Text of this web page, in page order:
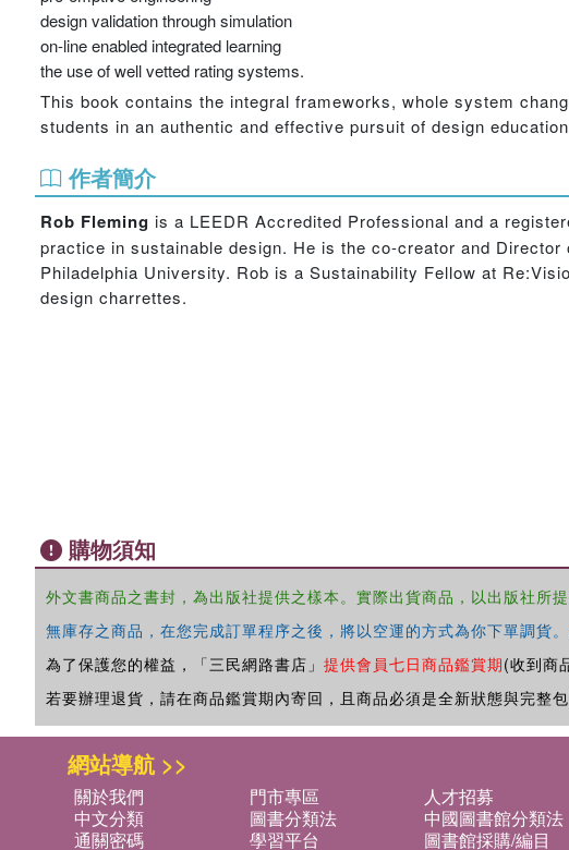
design validation through simulation
on-line enabled integrated learning
the use of well vetted rating systems.
This book contains the integral frameworks, whole system
students in an authentic and effective pursuit of design
作者簡介
Rob Fleming is a LEEDR Accredited Professional and a
practice in sustainable design. He is the co-creator and
Philadelphia University. Rob is a Sustainability Fellow at
design charrettes.
購物須知
外文書商品之書封，為出版社提供之樣本。實際出貨商品，以出版社所
無庫存之商品，在您完成訂單程序之後，將以空運的方式為你下單調貨
為了保護您的權益，「三民網路書店」 提供會員七日商品鑑賞期(收到商
若要辦理退貨，請在商品鑑賞期內寄回，且商品必須是全新狀態與完整
網站導航 >>
關於我們 門市專區 人才招募
中文分類
圖書分類法 中國圖書館分類法
通關密碼
學習平台 圖書館採購/編目